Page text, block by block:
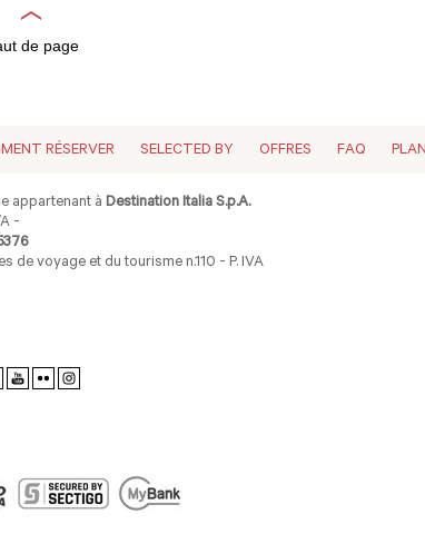
de page
RÉSERVER SELECTED BY OFFRES FAQ
appartenant àDestination Italia S.p.A.
-
de voyage et du tourisme n.110 - P. IVA